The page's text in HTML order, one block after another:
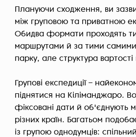
Плануючи сходження, ви
між груповою та приватною
Обидва формати проходять
маршрутами й за тими
парку, але структура вартості
Групові експедиції –
піднятися на Кіліманджаро.
фіксовані дати й об'єднують
різних країн. Багатьом
із групою однодумців: